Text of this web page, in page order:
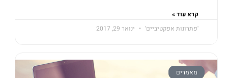
קרא עוד »
'פתרונות אפקטיביים'
ינואר 29, 2017
מאמרים